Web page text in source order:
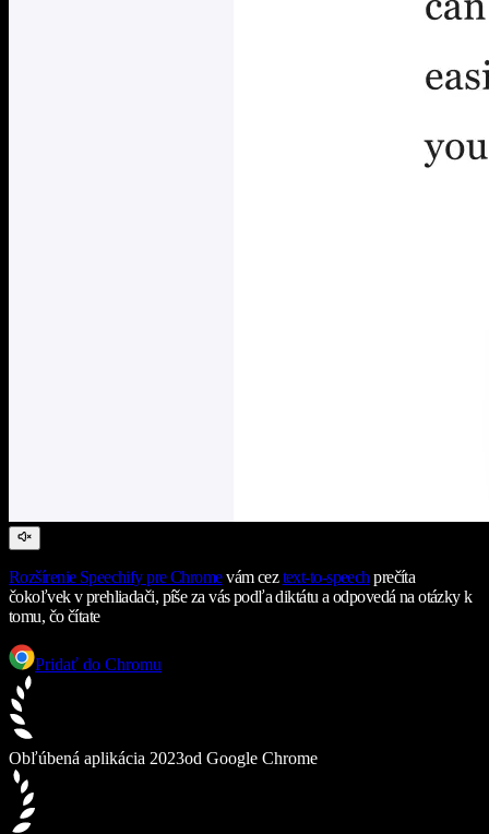
Rozšírenie Speechify pre Chromevám ceztext-to-speech prečíta
čokoľvek v prehliadači, píše za vás podľa diktátu a odpovedá na otázky k
tomu, čo čítate
Pridať do Chromu
Obľúbená aplikácia 2023od Google Chrome